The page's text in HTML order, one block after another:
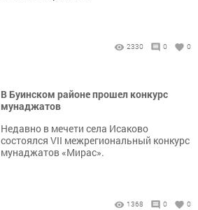
2330 0 0
В Буинском районе прошел конкурс
мунаджатов
Недавно в мечети села Исаково
состоялся VII межрегиональный конкурс
мунаджатов «Мирас».
1368 0 0